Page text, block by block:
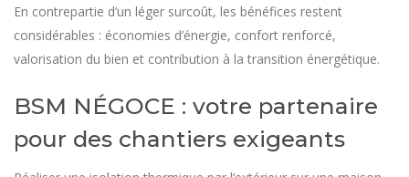
En contrepartie d’un léger surcoût, les bénéfices restent
considérables : économies d’énergie, confort renforcé,
valorisation du bien et contribution à la transition énergétique.
BSM NÉGOCE : votre partenaire
pour des chantiers exigeants